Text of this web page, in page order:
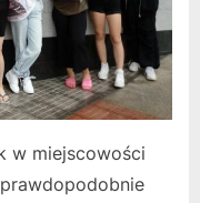
w miejscowości